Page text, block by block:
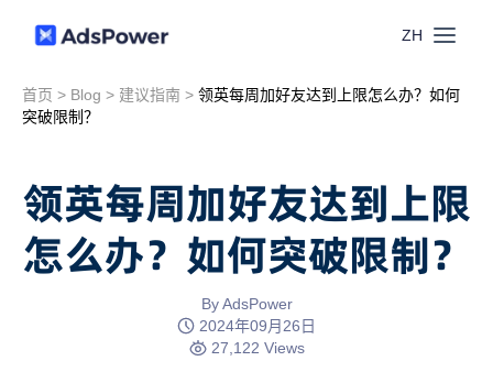
ZH
功能
窗口同步
联盟营销
资源
首页 > Blog > 建议指南 > 领英每周加好友达到上限怎么办？如何
突破限制？
领英每周加好友达到上限
怎么办？如何突破限制？
By AdsPower
2024年09月26日
27,122 Views